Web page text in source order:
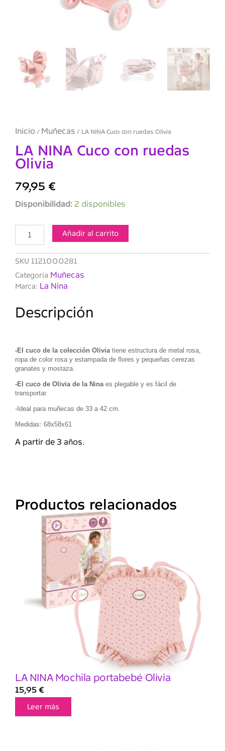
Inicio / Muñecas / LA NINA Cuco con ruedas Olivia
LA NINA Cuco con ruedas
Olivia
79,95 €
Disponibilidad: 2 disponibles
LA
Olivia
cantidad
Añadir al carrito
SKU 1121000281
Categoría Muñecas
Marca: La Nina
Descripción
-El cuco de la colección Oliviatiene estructura de metal rosa,
ropa de color rosa y estampada de flores y pequeñas cerezas
granates y mostaza.
-El cuco de Olivia de la Ninaes plegable y es fácil de
transportar.
-Ideal para muñecas de 33 a 42 cm.
Medidas: 68x58x61
A partir de 3 años.
Productos relacionados
LA NINA Mochila portabebé Olivia
15,95 €
Leer más